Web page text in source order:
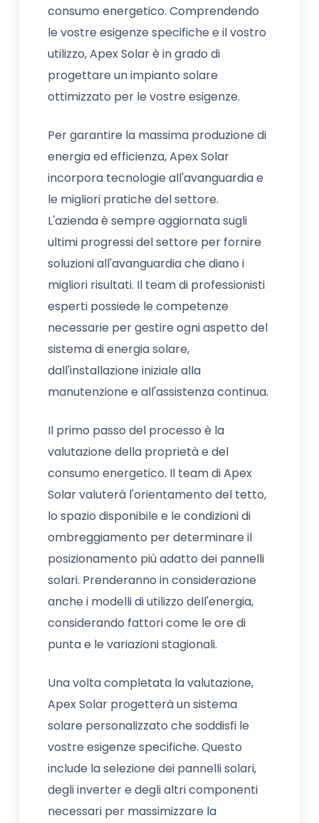
consumo energetico. Comprendendo
le vostre esigenze specifiche e il vostro
utilizzo, Apex Solar è in grado di
progettare un impianto solare
ottimizzato per le vostre esigenze.
Per garantire la massima produzione di
energia ed efficienza, Apex Solar
incorpora tecnologie all'avanguardia e
le migliori pratiche del settore.
L'azienda è sempre aggiornata sugli
ultimi progressi del settore per fornire
soluzioni all'avanguardia che diano i
migliori risultati. Il team di professionisti
esperti possiede le competenze
necessarie per gestire ogni aspetto del
sistema di energia solare,
dall'installazione iniziale alla
manutenzione e all'assistenza continua.
Il primo passo del processo è la
valutazione della proprietà e del
consumo energetico. Il team di Apex
Solar valuterà l'orientamento del tetto,
lo spazio disponibile e le condizioni di
ombreggiamento per determinare il
posizionamento più adatto dei pannelli
solari. Prenderanno in considerazione
anche i modelli di utilizzo dell'energia,
considerando fattori come le ore di
punta e le variazioni stagionali.
Una volta completata la valutazione,
Apex Solar progetterà un sistema
solare personalizzato che soddisfi le
vostre esigenze specifiche. Questo
include la selezione dei pannelli solari,
degli inverter e degli altri componenti
necessari per massimizzare la